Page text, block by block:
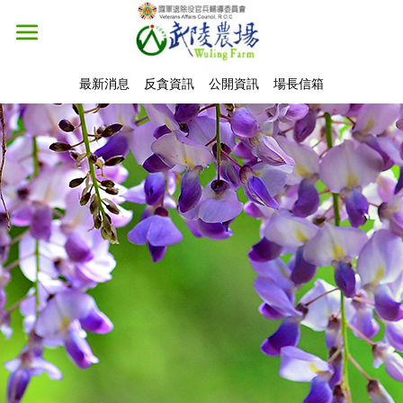
最新消息 反貪資訊 公開資訊 場長信箱